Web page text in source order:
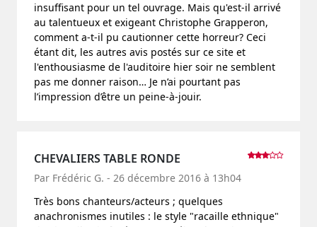
insuffisant pour un tel ouvrage. Mais qu'est-il arrivé
au talentueux et exigeant Christophe Grapperon,
comment a-t-il pu cautionner cette horreur? Ceci
étant dit, les autres avis postés sur ce site et
l'enthousiasme de l'auditoire hier soir ne semblent
pas me donner raison… Je n’ai pourtant pas
l’impression d’être un peine-à-jouir.
CHEVALIERS TABLE RONDE
Par Frédéric G. - 26 décembre 2016 à 13h04
Très bons chanteurs/acteurs ; quelques
anachronismes inutiles : le style "racaille ethnique"